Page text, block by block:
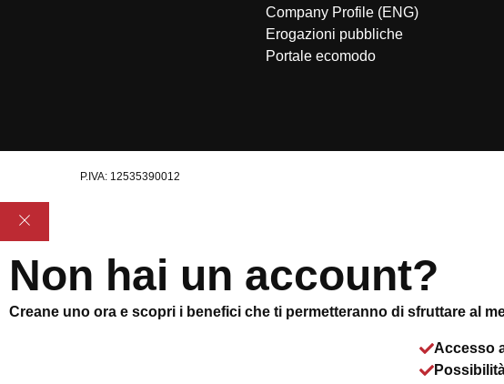
Company Profile (ENG)
Erogazioni pubbliche
Portale ecomodo
P.IVA: 12535390012
Non hai un account?
Creane uno ora e scopri i benefici che ti permetteranno di sfruttare al
Accesso